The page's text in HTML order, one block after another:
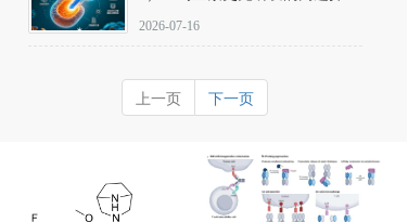
抗剂，被广泛视为研究PPARδ核
靶点药理机制的金标准化学探
针。
2026-07-16
上一页 下一页